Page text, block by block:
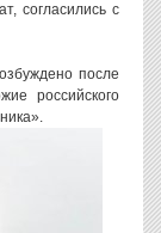
согласились с
после
российского